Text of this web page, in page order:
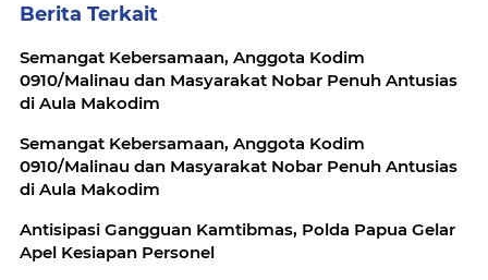
Berita Terkait
Semangat Kebersamaan, Anggota Kodim
0910/Malinau dan Masyarakat Nobar Penuh Antusias
di Aula Makodim
Semangat Kebersamaan, Anggota Kodim
0910/Malinau dan Masyarakat Nobar Penuh Antusias
di Aula Makodim
Antisipasi Gangguan Kamtibmas, Polda Papua Gelar
Apel Kesiapan Personel